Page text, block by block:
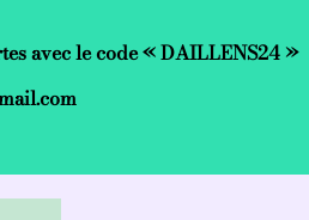
avec le code « DAILLENS24 »